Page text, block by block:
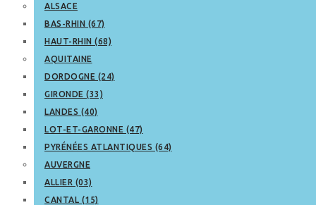
ALSACE
BAS-RHIN (67)
HAUT-RHIN (68)
AQUITAINE
DORDOGNE (24)
GIRONDE (33)
LANDES (40)
LOT-ET-GARONNE (47)
PYRÉNÉES ATLANTIQUES (64)
AUVERGNE
ALLIER (03)
CANTAL (15)